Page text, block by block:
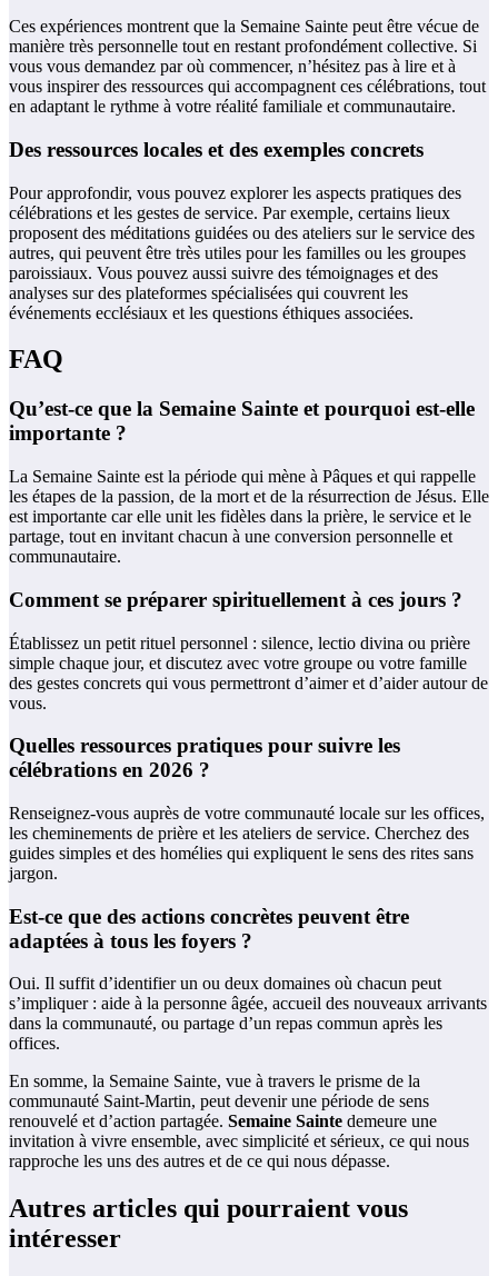
Ces expériences montrent que la Semaine Sainte peut être vécue de
manière très personnelle tout en restant profondément collective. Si
vous vous demandez par où commencer, n’hésitez pas à lire et à
vous inspirer des ressources qui accompagnent ces célébrations, tout
en adaptant le rythme à votre réalité familiale et communautaire.
Des ressources locales et des exemples concrets
Pour approfondir, vous pouvez explorer les aspects pratiques des
célébrations et les gestes de service. Par exemple, certains lieux
proposent des méditations guidées ou des ateliers sur le service des
autres, qui peuvent être très utiles pour les familles ou les groupes
paroissiaux. Vous pouvez aussi suivre des témoignages et des
analyses sur des plateformes spécialisées qui couvrent les
événements ecclésiaux et les questions éthiques associées.
FAQ
Qu’est-ce que la Semaine Sainte et pourquoi est-elle
importante ?
La Semaine Sainte est la période qui mène à Pâques et qui rappelle
les étapes de la passion, de la mort et de la résurrection de Jésus. Elle
est importante car elle unit les fidèles dans la prière, le service et le
partage, tout en invitant chacun à une conversion personnelle et
communautaire.
Comment se préparer spirituellement à ces jours ?
Établissez un petit rituel personnel : silence, lectio divina ou prière
simple chaque jour, et discutez avec votre groupe ou votre famille
des gestes concrets qui vous permettront d’aimer et d’aider autour de
vous.
Quelles ressources pratiques pour suivre les
célébrations en 2026 ?
Renseignez-vous auprès de votre communauté locale sur les offices,
les cheminements de prière et les ateliers de service. Cherchez des
guides simples et des homélies qui expliquent le sens des rites sans
jargon.
Est-ce que des actions concrètes peuvent être
adaptées à tous les foyers ?
Oui. Il suffit d’identifier un ou deux domaines où chacun peut
s’impliquer : aide à la personne âgée, accueil des nouveaux arrivants
dans la communauté, ou partage d’un repas commun après les
offices.
En somme, la Semaine Sainte, vue à travers le prisme de la
communauté Saint-Martin, peut devenir une période de sens
renouvelé et d’action partagée. Semaine Sainte demeure une
invitation à vivre ensemble, avec simplicité et sérieux, ce qui nous
rapproche les uns des autres et de ce qui nous dépasse.
Autres articles qui pourraient vous
intéresser